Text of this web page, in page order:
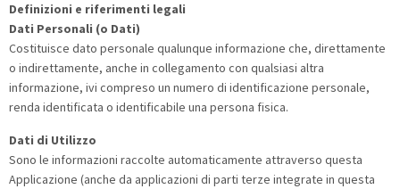
Definizioni e riferimenti legali
Dati Personali (o Dati)
Costituisce dato personale qualunque informazione che, direttamente
o indirettamente, anche in collegamento con qualsiasi altra
informazione, ivi compreso un numero di identificazione personale,
renda identificata o identificabile una persona fisica.
Dati di Utilizzo
Sono le informazioni raccolte automaticamente attraverso questa
Applicazione (anche da applicazioni di parti terze integrate in questa